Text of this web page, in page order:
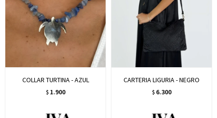
COLLAR TURTINA - AZUL
$ 1.900
CARTERIA LIGURIA - NEGRO
$ 6.300